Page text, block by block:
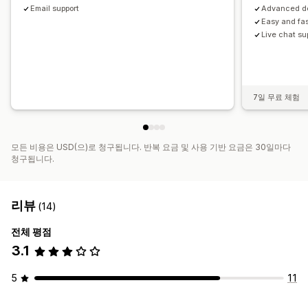
Email support
Advanced
Easy and
Live chat
7일 무료 체험
모든 비용은 USD(으)로 청구됩니다. 반복 요금 및 사용 기반 요금은 30일마다
청구됩니다.
리뷰 (14)
전체 평점
3.1
5
11